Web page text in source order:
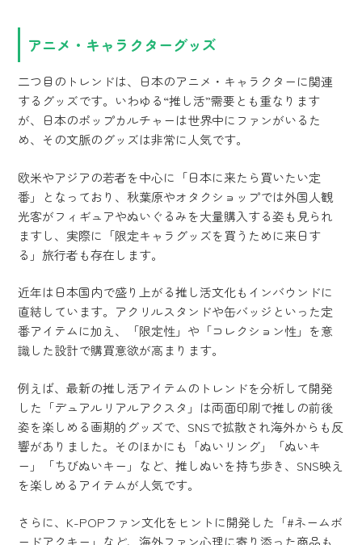
アニメ・キャラクターグッズ
二つ目のトレンドは、日本のアニメ・キャラクターに関連
するグッズです。いわゆる“推し活”需要とも重なります
が、日本のポップカルチャーは世界中にファンがいるた
め、その文脈のグッズは非常に人気です。
欧米やアジアの若者を中心に「日本に来たら買いたい定
番」となっており、秋葉原やオタクショップでは外国人観
光客がフィギュアやぬいぐるみを大量購入する姿も見られ
ますし、実際に「限定キャラグッズを買うために来日す
る」旅行者も存在します。
近年は日本国内で盛り上がる推し活文化もインバウンドに
直結しています。アクリルスタンドや缶バッジといった定
番アイテムに加え、「限定性」や「コレクション性」を意
識した設計で購買意欲が高まります。
例えば、最新の推し活アイテムのトレンドを分析して開発
した「デュアルリアルアクスタ」は両面印刷で推しの前後
姿を楽しめる画期的グッズで、SNSで拡散され海外からも反
響がありました。そのほかにも「ぬいリング」「ぬいキ
ー」「ちびぬいキー」など、推しぬいを持ち歩き、SNS映え
を楽しめるアイテムが人気です。
さらに、K-POPファン文化をヒントに開発した「#ネームボ